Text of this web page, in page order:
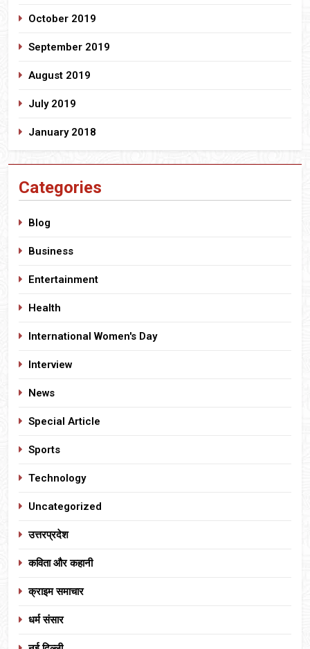
October 2019
September 2019
August 2019
July 2019
January 2018
Categories
Blog
Business
Entertainment
Health
International Women's Day
Interview
News
Special Article
Sports
Technology
Uncategorized
उत्तरप्रदेश
कविता और कहानी
क्राइम समाचार
धर्म संसार